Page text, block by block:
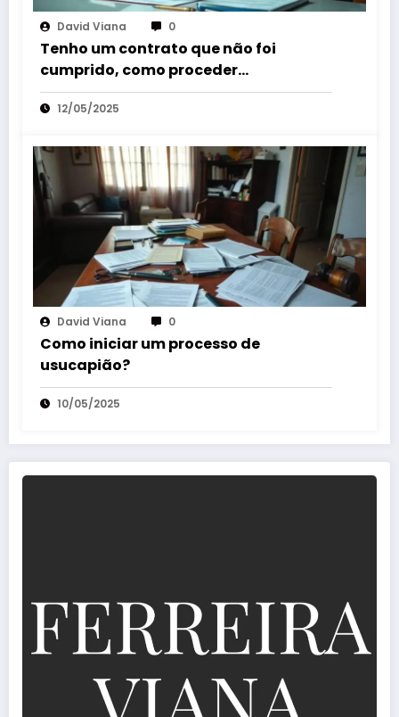
David Viana 0
Tenho um contrato que não foi
cumprido, como proceder
judicialmente?
12/05/2025
David Viana 0
Como iniciar um processo de
usucapião?
10/05/2025